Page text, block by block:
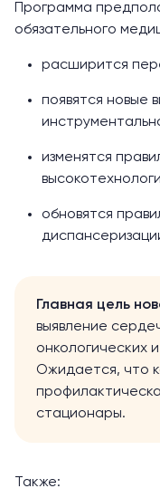
Программа
обязательного
расширится
появятся новые
изменятся
обновятся
Главная цель
выявление
онкологических
Ожидается, что
стационары.
Также: